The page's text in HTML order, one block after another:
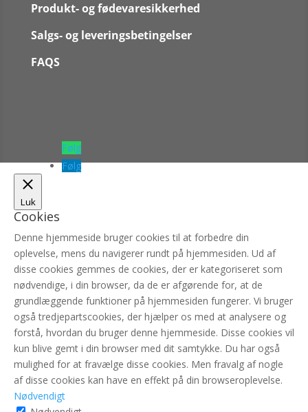
Produkt- og fødevaresikkerhed
Salgs- og leveringsbetingelser
FAQS
Følg
Følg
Luk
Cookies
Denne hjemmeside bruger cookies til at forbedre din
oplevelse, mens du navigerer rundt på hjemmesiden. Ud af
disse cookies gemmes de cookies, der er kategoriseret som
nødvendige, i din browser, da de er afgørende for, at de
grundlæggende funktioner på hjemmesiden fungerer. Vi bruger
også tredjepartscookies, der hjælper os med at analysere og
forstå, hvordan du bruger denne hjemmeside. Disse cookies vil
kun blive gemt i din browser med dit samtykke. Du har også
mulighed for at fravælge disse cookies. Men fravalg af nogle
af disse cookies kan have en effekt på din browseroplevelse.
Nødvendigt